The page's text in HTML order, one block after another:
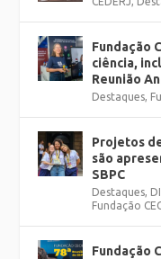
Fundação
ciência,
Reunião
Destaques,
Projetos
são
SBPC
Destaques,
Fundação
Fundação